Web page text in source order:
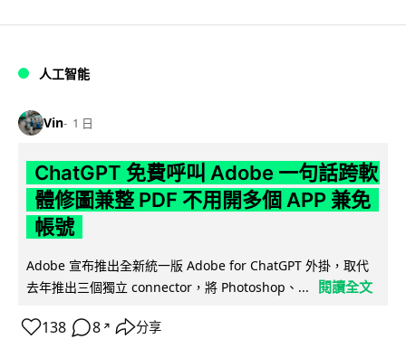
人工智能
Vin 1 日
ChatGPT 免費呼叫 Adobe 一句話跨軟
體修圖兼整 PDF 不用開多個 APP 兼免
帳號
Adobe 宣布推出全新統一版 Adobe for ChatGPT 外掛，取代
去年推出三個獨立 connector，將 Photoshop、...
閱讀全文
138 8 ↗ 分享